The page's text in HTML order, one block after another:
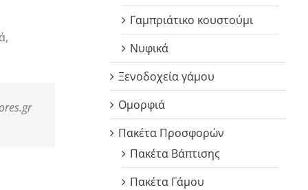
Γαμπριάτικο κουστούμι
Νυφικά
Ξενοδοχεία γάμου
Ομορφιά
Πακέτα Προσφορών
Πακέτα Βάπτισης
Πακέτα Γάμου